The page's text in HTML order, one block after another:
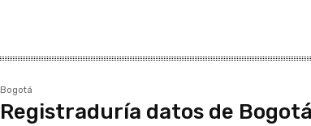
Bogotá
Registraduría datos de Bogotá